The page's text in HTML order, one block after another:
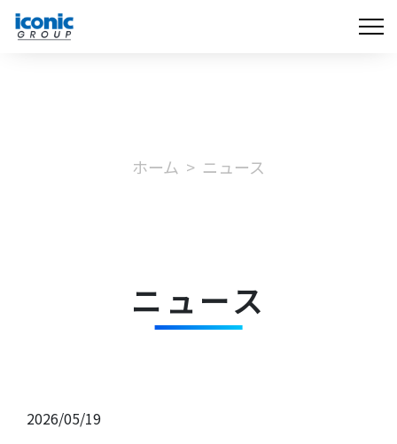
ホーム ニュース
ニュース
2026/05/19